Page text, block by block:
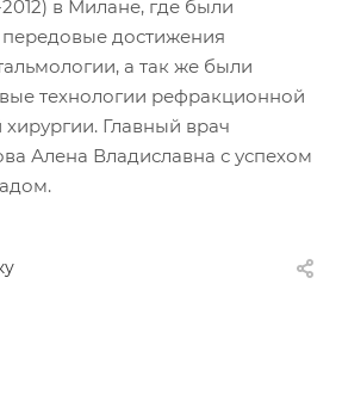
в Милане, где были
достижения
а так же были
технологии рефракционной
хирургии. Главный врач
Алена Владиславна с успехом